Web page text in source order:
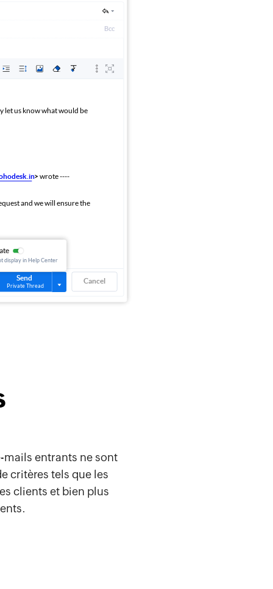
mails entrants ne sont
critères tels que les
clients et bien plus